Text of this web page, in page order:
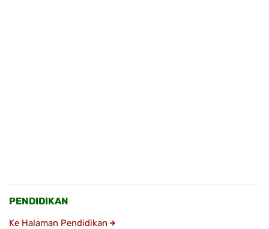
PENDIDIKAN
Ke Halaman Pendidikan